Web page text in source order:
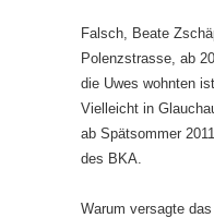
Falsch, Beate
Polenzstrasse, ab
die Uwes wohnten
Vielleicht in
ab Spätsommer
des BKA.
Warum versagte